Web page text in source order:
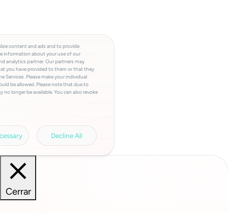
content and ads and to provide
information about your use of our
analytics partner. Our partners may
you have provided to them or that they
Services. Please make your individual
be allowed. Please note that due to
longer be available. You can also revoke
policy.
Legal information.
Decline All
Cerrar